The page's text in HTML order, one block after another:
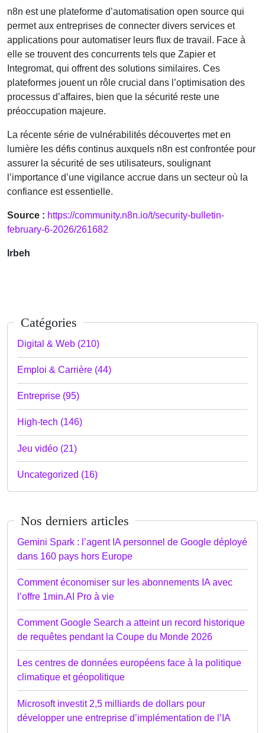
n8n est une plateforme d’automatisation open source qui
permet aux entreprises de connecter divers services et
applications pour automatiser leurs flux de travail. Face à
elle se trouvent des concurrents tels que Zapier et
Integromat, qui offrent des solutions similaires. Ces
plateformes jouent un rôle crucial dans l’optimisation des
processus d’affaires, bien que la sécurité reste une
préoccupation majeure.
La récente série de vulnérabilités découvertes met en
lumière les défis continus auxquels n8n est confrontée pour
assurer la sécurité de ses utilisateurs, soulignant
l’importance d’une vigilance accrue dans un secteur où la
confiance est essentielle.
Source : https://community.n8n.io/t/security-bulletin-
february-6-2026/261682
lrbeh
Catégories
Digital & Web (210)
Emploi & Carrière (44)
Entreprise (95)
High-tech (146)
Jeu vidéo (21)
Uncategorized (16)
Nos derniers articles
Gemini Spark : l’agent IA personnel de Google déployé
dans 160 pays hors Europe
Comment économiser sur les abonnements IA avec
l’offre 1min.AI Pro à vie
Comment Google Search a atteint un record historique
de requêtes pendant la Coupe du Monde 2026
Les centres de données européens face à la politique
climatique et géopolitique
Microsoft investit 2,5 milliards de dollars pour
développer une entreprise d’implémentation de l’IA